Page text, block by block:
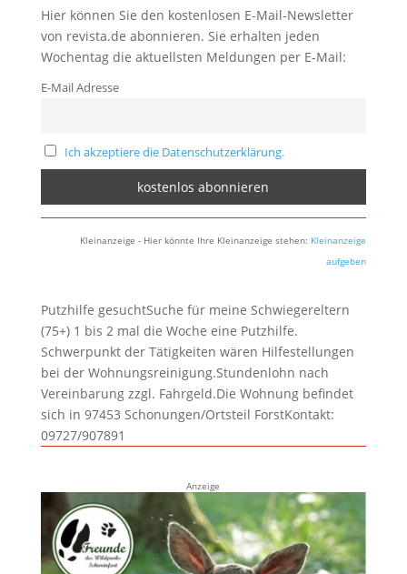
Hier können Sie den kostenlosen E-Mail-Newsletter
von revista.de abonnieren. Sie erhalten jeden
Wochentag die aktuellsten Meldungen per E-Mail:
E-Mail Adresse
Ich akzeptiere die Datenschutzerklärung.
Kleinanzeige - Hier könnte Ihre Kleinanzeige stehen: Kleinanzeige
aufgeben
Putzhilfe gesuchtSuche für meine Schwiegereltern
(75+) 1 bis 2 mal die Woche eine Putzhilfe.
Schwerpunkt der Tätigkeiten wären Hilfestellungen
bei der Wohnungsreinigung.Stundenlohn nach
Vereinbarung zzgl. Fahrgeld.Die Wohnung befindet
sich in 97453 Schonungen/Ortsteil ForstKontakt:
09727/907891
Anzeige